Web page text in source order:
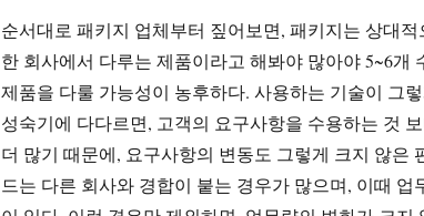
순서대로 패키지 업체부터 짚어보면, 패키지는 상대
한 회사에서 다루는 제품이라고 해봐야 많아야 5~6개
제품을 다룰 가능성이 농후하다. 사용하는 기술이 그
성숙기에 다다르면, 고객의 요구사항을 수용하는 것
더 많기 때문에, 요구사항의 변동도 그렇게 크지 않은
드는 다른 회사와 경합이 붙는 경우가 많으며, 이때 업